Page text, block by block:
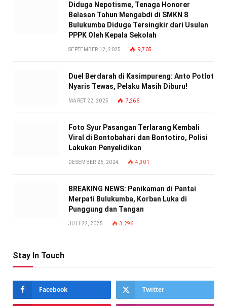
Diduga Nepotisme, Tenaga Honorer
Belasan Tahun Mengabdi di SMKN 8
Bulukumba Diduga Tersingkir dari Usulan
PPPK Oleh Kepala Sekolah
SEPTEMBER 12, 2025 9,705
Duel Berdarah di Kasimpureng: Anto Potlot
Nyaris Tewas, Pelaku Masih Diburu!
MARET 22, 2025 7,266
Foto Syur Pasangan Terlarang Kembali
Viral di Bontobahari dan Bontotiro, Polisi
Lakukan Penyelidikan
DESEMBER 26, 2024 4,301
BREAKING NEWS: Penikaman di Pantai
Merpati Bulukumba, Korban Luka di
Punggung dan Tangan
JULI 22, 2025 3,296
Stay In Touch
Facebook Twitter